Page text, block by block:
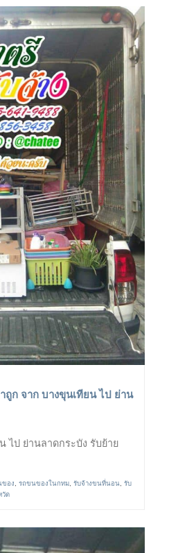
ถูก จาก บางขุนเทียน ไป ย่าน
ไป ย่านลาดกระบัง รับย้าย
ของ รถขนของในกทม รับจ้างขนที่นอน รับ
วัด